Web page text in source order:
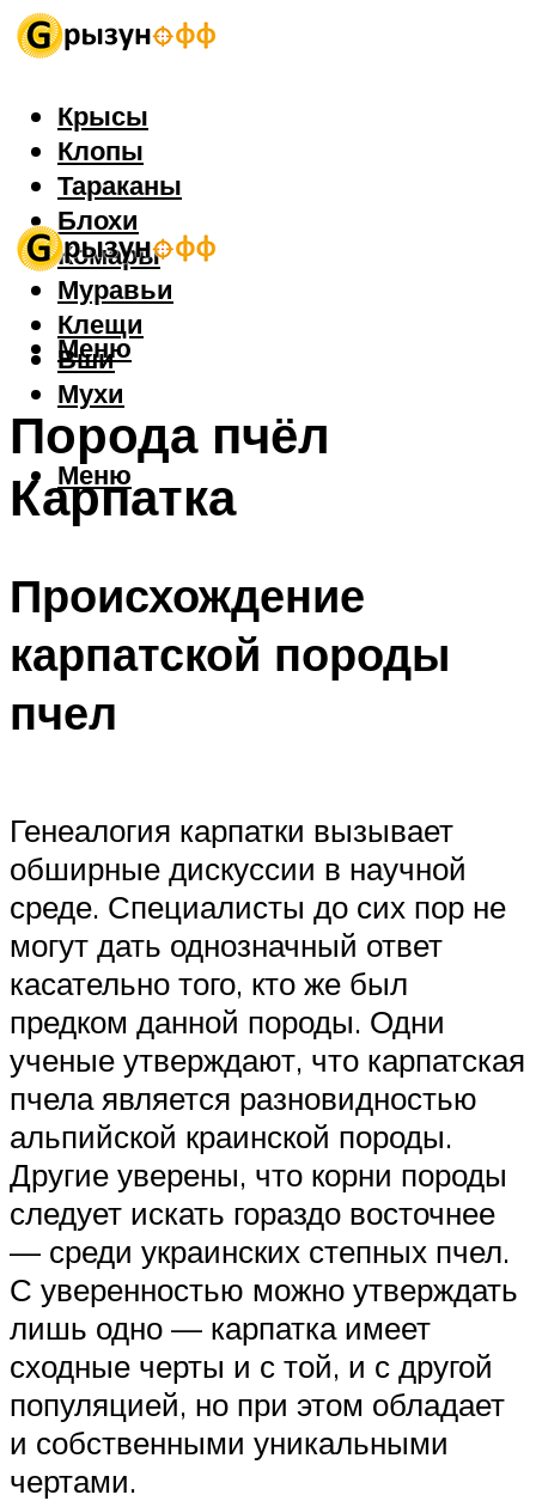
Крысы
Клопы
Тараканы
Блохи
Комары
Муравьи
Клещи
Вши
Мухи
Меню
Меню
Порода пчёл
Карпатка
Происхождение
карпатской породы
пчел
Генеалогия карпатки вызывает
обширные дискуссии в научной
среде. Специалисты до сих пор не
могут дать однозначный ответ
касательно того, кто же был
предком данной породы. Одни
ученые утверждают, что карпатская
пчела является разновидностью
альпийской краинской породы.
Другие уверены, что корни породы
следует искать гораздо восточнее
— среди украинских степных пчел.
С уверенностью можно утверждать
лишь одно — карпатка имеет
сходные черты и с той, и с другой
популяцией, но при этом обладает
и собственными уникальными
чертами.